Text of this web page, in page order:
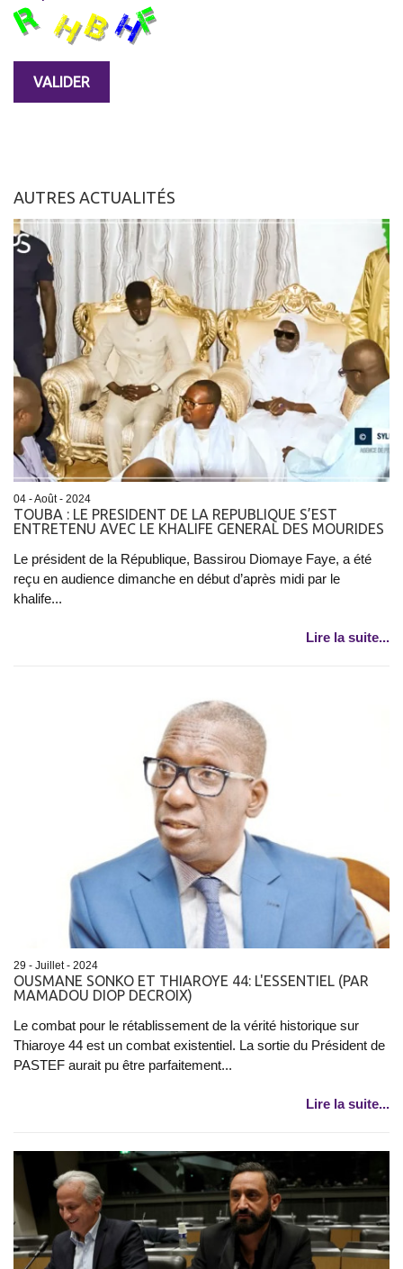
AUTRES ACTUALITÉS
04 - Août - 2024
TOUBA : LE PRESIDENT DE LA REPUBLIQUE S’EST
ENTRETENU AVEC LE KHALIFE GENERAL DES MOURIDES
Le président de la République, Bassirou Diomaye Faye, a été
reçu en audience dimanche en début d’après midi par le
khalife...
Lire la suite...
29 - Juillet - 2024
OUSMANE SONKO ET THIAROYE 44: L'ESSENTIEL (PAR
MAMADOU DIOP DECROIX)
Le combat pour le rétablissement de la vérité historique sur
Thiaroye 44 est un combat existentiel. La sortie du Président de
PASTEF aurait pu être parfaitement...
Lire la suite...